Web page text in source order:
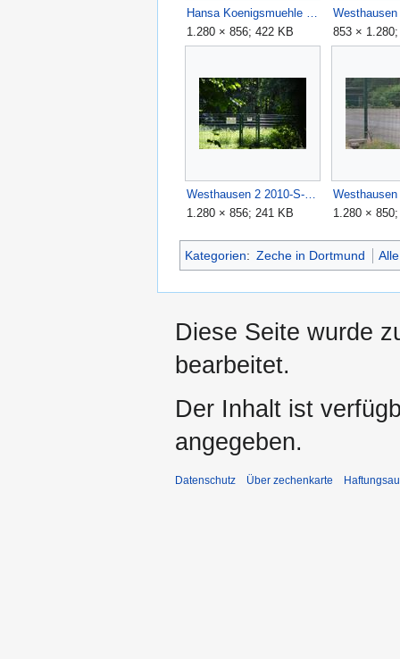
Hansa Koenigsmuehle 2010-S-Abdeckung 1.jpg
1.280 × 856; 422 KB
853 ×
Westhausen 2 2010-S-Umzaeunung.jpg
1.280 × 856; 241 KB
1.280 ×
Kategorien: Zeche in Dortmund
Diese Seite wurde
bearbeitet.
Der Inhalt ist
angegeben.
Datenschutz Über zechenkarte